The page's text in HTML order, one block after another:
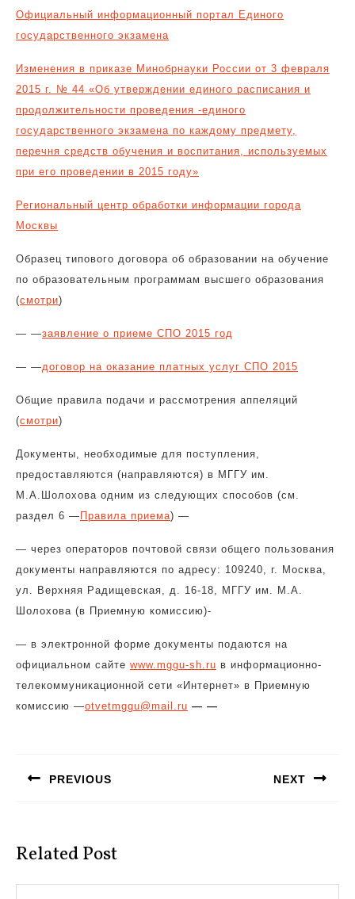
Официальный информационный портал Единого
государственного экзамена
Изменения в приказе Минобрнауки России от 3 февраля
2015 г. № 44 «Об утверждении единого расписания и
продолжительности проведения -единого
государственного экзамена по каждому предмету,
перечня средств обучения и воспитания, используемых
при его проведении в 2015 году»
Региональный центр обработки информации города
Москвы
Образец типового договора об образовании на обучение
по образовательным программам высшего образования
(смотри)
— —заявление о приеме СПО 2015 год
— —договор на оказание платных услуг СПО 2015
Общие правила подачи и рассмотрения аппеляций
(смотри)
Документы, необходимые для поступления,
предоставляются (направляются) в МГГУ им.
М.А.Шолохова одним из следующих способов (см.
раздел 6 — Правила приема) —
— через операторов почтовой связи общего пользования
документы направляются по адресу: 109240, г. Москва,
ул. Верхняя Радищевская, д. 16-18, МГГУ им. М.А.
Шолохова (в Приемную комиссию)-
— в электронной форме документы подаются на
официальном сайте www.mggu-sh.ru в информационно-
телекоммуникационной сети «Интернет» в Приемную
комиссию —otvetmggu@mail.ru — —
записям
PREVIOUS NEXT
Related Post